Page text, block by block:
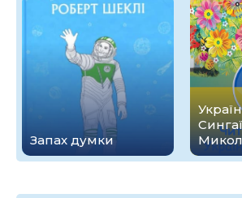
Запах думки